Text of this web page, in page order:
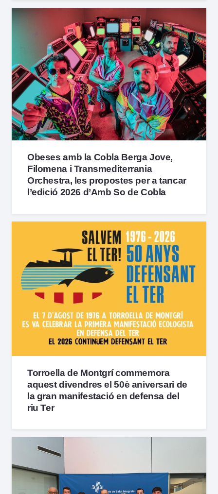
Obeses amb la Cobla Berga Jove,
Filomena i Transmediterrania
Orchestra, les propostes per a tancar
l’edició 2026 d’Amb So de Cobla
Torroella de Montgrí commemora
aquest divendres el 50è aniversari de
la gran manifestació en defensa del
riu Ter